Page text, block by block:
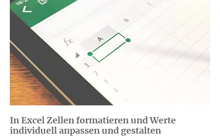
In Excel Zellen formatieren und Werte
individuell anpassen und gestalten